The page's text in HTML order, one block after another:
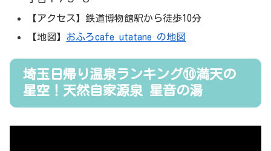
【アクセス】鉄道博物館駅から徒歩10分
【地図】
おふろcafe utatane の地図
埼玉日帰り温泉ランキング⑩満天の
星空！天然自家源泉 星音の湯